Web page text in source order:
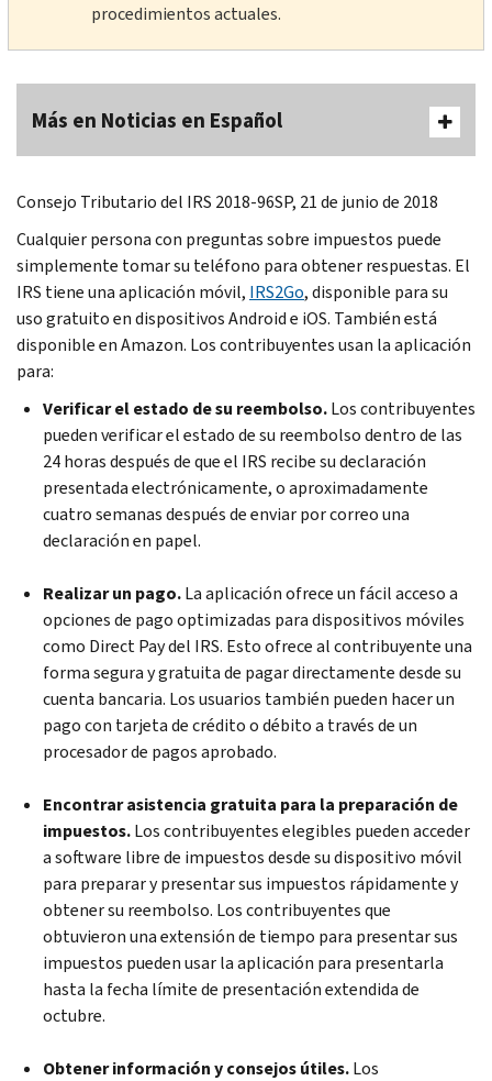
procedimientos actuales.
Más en Noticias en Español
Consejo Tributario del IRS 2018-96SP, 21 de junio de 2018
Cualquier persona con preguntas sobre impuestos puede
simplemente tomar su teléfono para obtener respuestas. El
IRS tiene una aplicación móvil, IRS2Go, disponible para su
uso gratuito en dispositivos Android e iOS. También está
disponible en Amazon. Los contribuyentes usan la aplicación
para:
Verificar el estado de su reembolso.Los contribuyentes
pueden verificar el estado de su reembolso dentro de las
24 horas después de que el IRS recibe su declaración
presentada electrónicamente, o aproximadamente
cuatro semanas después de enviar por correo una
declaración en papel.
Realizar un pago.La aplicación ofrece un fácil acceso a
opciones de pago optimizadas para dispositivos móviles
como Direct Pay del IRS. Esto ofrece al contribuyente una
forma segura y gratuita de pagar directamente desde su
cuenta bancaria. Los usuarios también pueden hacer un
pago con tarjeta de crédito o débito a través de un
procesador de pagos aprobado.
Encontrar asistencia gratuita para la preparación de
impuestos.Los contribuyentes elegibles pueden acceder
a software libre de impuestos desde su dispositivo móvil
para preparar y presentar sus impuestos rápidamente y
obtener su reembolso. Los contribuyentes que
obtuvieron una extensión de tiempo para presentar sus
impuestos pueden usar la aplicación para presentarla
hasta la fecha límite de presentación extendida de
octubre.
Obtener información y consejos útiles.Los